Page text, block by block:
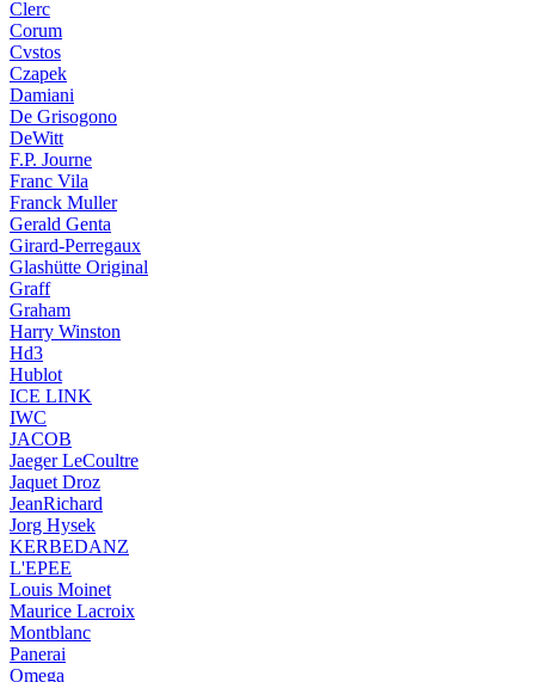
Clerc
Corum
Cvstos
Czapek
Damiani
De Grisogono
DeWitt
F.P. Journe
Franc Vila
Franck Muller
Gerald Genta
Girard-Perregaux
Glashütte Original
Graff
Graham
Harry Winston
Hd3
Hublot
ICE LINK
IWC
JACOB
Jaeger LeCoultre
Jaquet Droz
JeanRichard
Jorg Hysek
KERBEDANZ
L'EPEE
Louis Moinet
Maurice Lacroix
Montblanc
Panerai
Omega